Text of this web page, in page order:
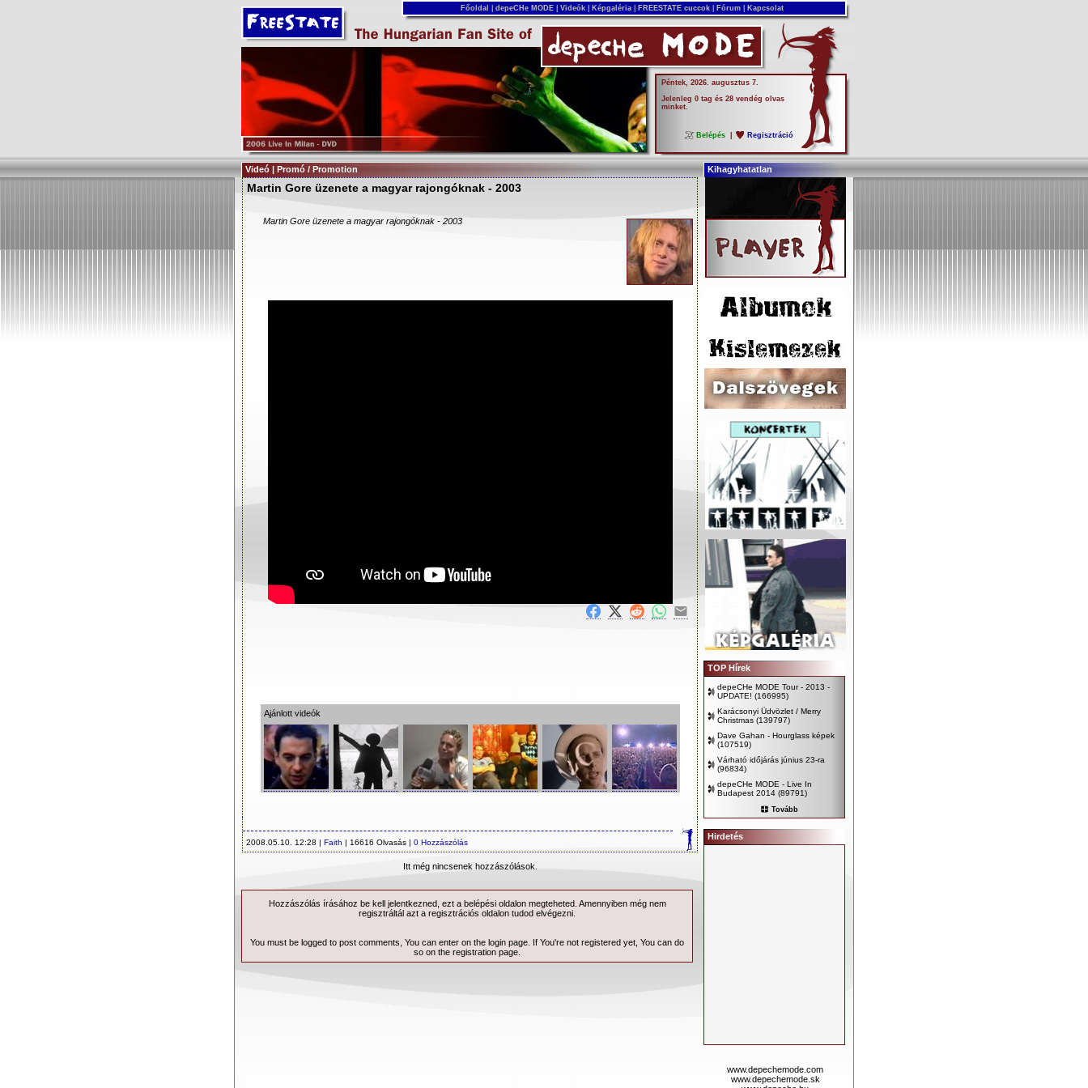
Főoldal depeCHe MODE Videók Képgaléria FREESTATE cuccok Fórum Kapcsolat
Péntek, 2026. augusztus 7.
Jelenleg 0 tag és 28 vendég olvas
minket.
Belépés Regisztráció
Videó | Promó / Promotion Kihagyhatatlan
Martin Gore üzenete a magyar rajongóknak - 2003
Martin Gore üzenete a magyar rajongóknak - 2003
Ajánlott videók
2008.05.10. 12:28 | Faith | 16616 Olvasás | 0 Hozzászólás
Itt még nincsenek hozzászólások.
Hozzászólás írásához be kell jelentkezned, ezt a belépésioldalon megteheted. Amennyiben még nem
regisztráltál azt a regisztrációs oldalon tudod elvégezni.
You must be logged to post comments, You can enter on the login page . If You're not registered yet, You can do
so on the registration page
TOP Hírek
depeCHe MODE Tour - 2013 -
UPDATE! (166995)
Karácsonyi Üdvözlet / Merry
Christmas (139797)
Dave Gahan - Hourglass képek
(107519)
Várható időjárás június 23-ra
(96834)
depeCHe MODE - Live In
Budapest 2014 (89791)
Tovább
Hirdetés
www.depechemode.com
www.depechemode.sk